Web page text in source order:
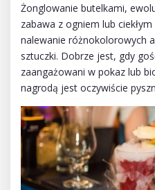
Żonglowanie butelkami,
zabawa z ogniem lub
nalewanie różnokolorowych
sztuczki. Dobrze jest, gdy
zaangażowani w pokaz lub
nagrodą jest oczywiście